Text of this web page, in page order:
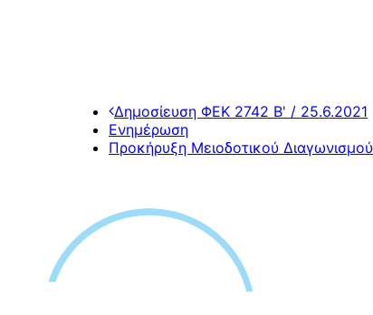
Δημοσίευση ΦΕΚ 2742 Β' / 25.6.2021
Ενημέρωση
Προκήρυξη Μειοδοτικού Διαγωνισμού